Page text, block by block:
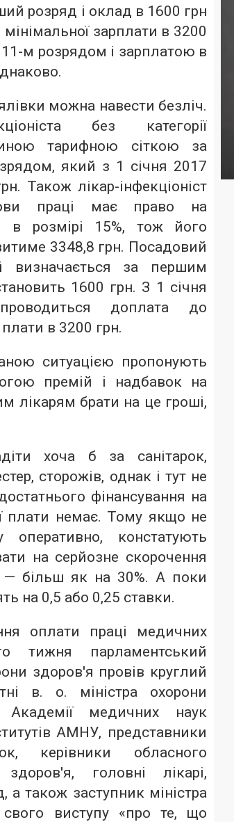
розряд і оклад в 1600 грн
зарплати в 3200
11-м розрядом і зарплатою в
можна навести безліч.
без категорії
тарифною сіткою за
який з 1 січня 2017
Також лікар-інфекціоніст
праці має право на
в розмірі 15%, тож його
3348,8 грн. Посадовий
визначається за першим
1600 грн. З 1 січня
доплата до
плати в 3200 грн.
ситуацією пропонують
премій і надбавок на
лікарям брати на це гроші,
хоча б за санітарок,
сторожів, однак і тут не
фінансування на
плати немає. Тому якщо не
оперативно, констатують
на серйозне скорочення
— більш як на 30%. А поки
на 0,5 або 0,25 ставки.
оплати праці медичних
тижня парламентський
здоров'я провів круглий
в. о. міністра охорони
Академії медичних наук
АМНУ, представники
керівники обласного
головні лікарі,
а також заступник міністра
свого виступу «про те, що